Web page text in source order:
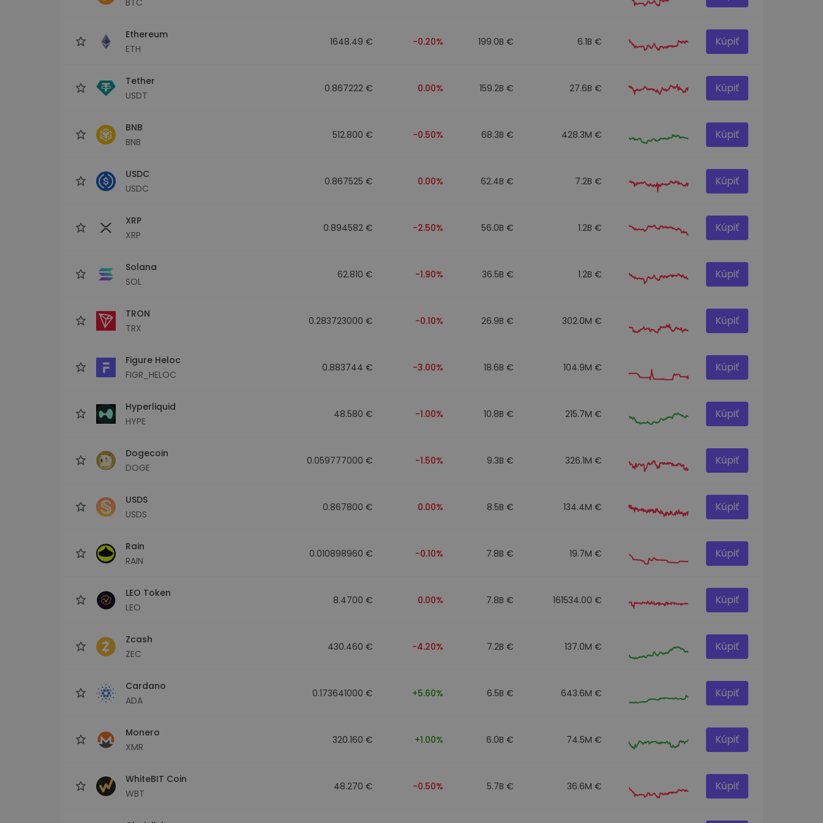
Ethereum
ETH
1648.49 € -0.20% 199.0B € 6.1B € Kúpiť
Tether
USDT
0.867222 € 0.00% 159.2B € 27.6B € Kúpiť
BNB
BNB
512.800 € -0.50% 68.3B € 428.3M € Kúpiť
USDC
USDC
0.867525 € 0.00% 62.4B € 7.2B € Kúpiť
XRP
XRP
0.894582 € -2.50% 56.0B € 1.2B € Kúpiť
Solana
SOL
62.810 € -1.90% 36.5B € 1.2B € Kúpiť
TRON
TRX
0.283723000 € -0.10% 26.9B € 302.0M € Kúpiť
Figure Heloc
FIGR_HELOC
0.883744 € -3.00% 18.6B € 104.9M € Kúpiť
Hyperliquid
HYPE
48.580 € -1.00% 10.8B € 215.7M € Kúpiť
Dogecoin
DOGE
0.059777000 € -1.50% 9.3B € 326.1M € Kúpiť
USDS
USDS
0.867800 € 0.00% 8.5B € 134.4M € Kúpiť
Rain
RAIN
0.010898960 € -0.10% 7.8B € 19.7M € Kúpiť
LEO Token
LEO
8.4700 € 0.00% 7.8B € 161534.00 € Kúpiť
Zcash
ZEC
430.460 € -4.20% 7.2B € 137.0M € Kúpiť
Cardano
ADA
0.173641000 € +5.60% 6.5B € 643.6M € Kúpiť
Monero
XMR
320.160 € +1.00% 6.0B € 74.5M € Kúpiť
WhiteBIT Coin
WBT
48.270 € -0.50% 5.7B € 36.6M € Kúpiť